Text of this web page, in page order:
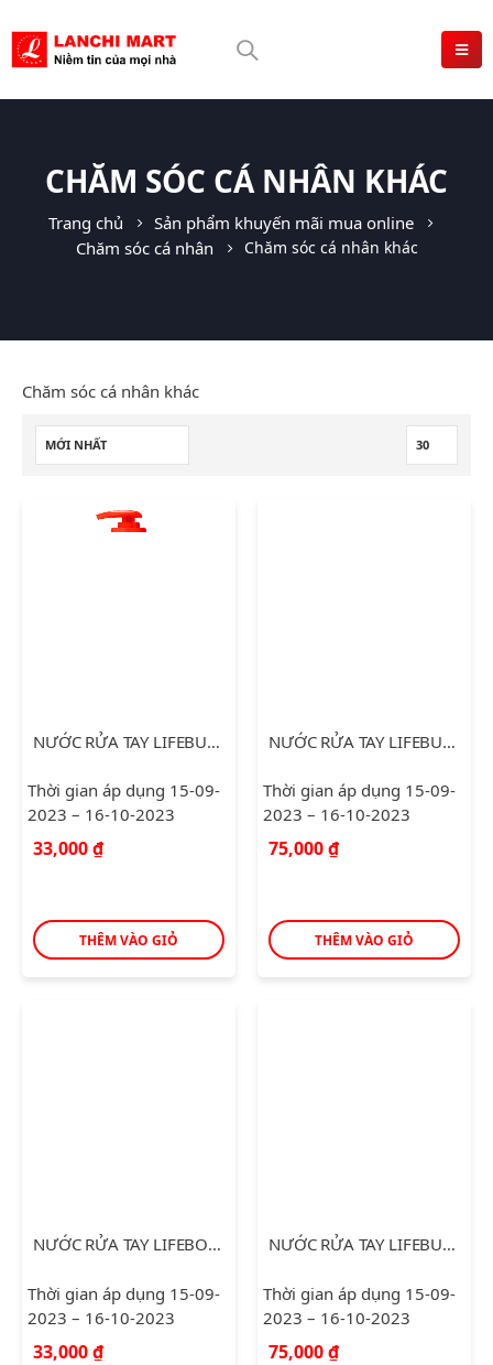
CHĂM SÓC CÁ NHÂN KHÁC
Trang chủ
Sản phẩm khuyến mãi mua online
Chăm sóc cá nhân
Chăm sóc cá nhân khác
Chăm sóc cá nhân khác
NƯỚC RỬA TAY LIFEBUOY BẢO VỆ VƯỢT TRỘI 180G
Thời gian áp dụng 15-09-
2023 – 16-10-2023
33,000₫
THÊM VÀO GIỎ
NƯỚC RỬA TAY LIFEBUOY BẢO VỆ VƯỢT TRỘI 500G
Thời gian áp dụng 15-09-
2023 – 16-10-2023
75,000₫
THÊM VÀO GIỎ
NƯỚC RỬA TAY LIFEBOUY CHO TAY LÀM BẾP 180G
Thời gian áp dụng 15-09-
2023 – 16-10-2023
33,000₫
NƯỚC RỬA TAY LIFEBUOY CHĂM SÓC DA 500G
Thời gian áp dụng 15-09-
2023 – 16-10-2023
75,000₫